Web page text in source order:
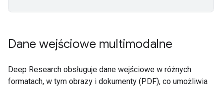
Dane wejściowe multimodalne
Deep Research obsługuje dane wejściowe w różnych
formatach, w tym obrazy i dokumenty (PDF), co umożliwia